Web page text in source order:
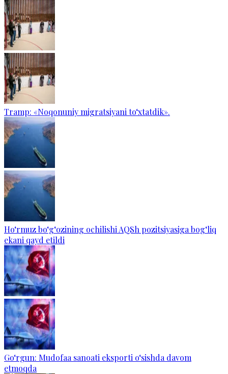
Tramp: «Noqonuniy migratsiyani to‘xtatdik».
Ho‘rmuz bo‘g‘ozining ochilishi AQSh pozitsiyasiga bog‘liq
ekani qayd etildi
Go‘rgun: Mudofaa sanoati eksporti o‘sishda davom
etmoqda